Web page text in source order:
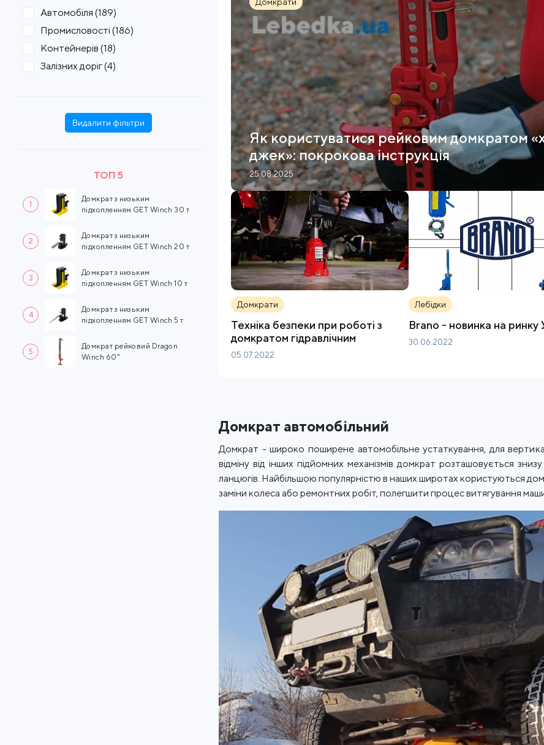
Автомобіля (189)
Промисловості (186)
Контейнерів (18)
Залізних доріг(4)
Видалити фільтри
ТОП 5
1
Домкрат з низьким
підхопленням GET Winch 30 т
2
Домкрат з низьким
підхопленням GET Winch 20 т
3
Домкрат з низьким
підхопленням GET Winch 10 т
4
Домкрат з низьким
підхопленням GET Winch 5 т
5
Домкрат рейковий Dragon
Winch 60"
Як користуватися рейковим домкратом
джек»: покрокова інструкція
25.08.2025
Домкрати
Техніка безпеки при роботі з
домкратом гідравлічним
05.07.2022
Лебідки
Brano - новинка на ринку
30.06.2022
Домкрат автомобільний
Домкрат - широко поширене автомобільне устаткування, для
відміну від інших підйомних механізмів домкрат розташовується
ланцюгів. Найбільшою популярністю в наших широтах користуються
заміни колеса або ремонтних робіт, полегшити процес витягування